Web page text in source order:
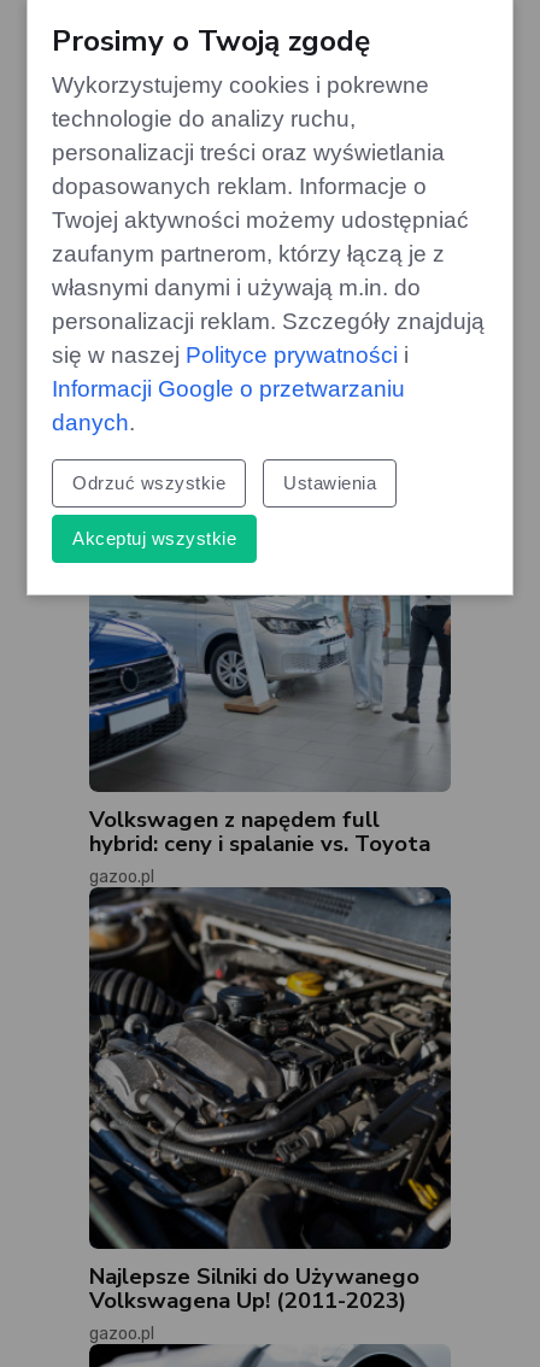
Top minivany do 60 tys. zł: idealne
dla rodzin
gazoo.pl
Volkswagen z napędem full
hybrid: ceny i spalanie vs. Toyota
gazoo.pl
Najlepsze Silniki do Używanego
Volkswagena Up! (2011-2023)
gazoo.pl
Prosimy o Twoją zgodę
Wykorzystujemy cookies i pokrewne
technologie do analizy ruchu,
personalizacji treści oraz wyświetlania
dopasowanych reklam. Informacje o
Twojej aktywności możemy udostępniać
zaufanym partnerom, którzy łączą je z
własnymi danymi i używają m.in. do
personalizacji reklam. Szczegóły znajdują
się w naszej Polityce prywatności i
Informacji Google o przetwarzaniu
danych.
Odrzuć wszystkie Ustawienia
Akceptuj wszystkie